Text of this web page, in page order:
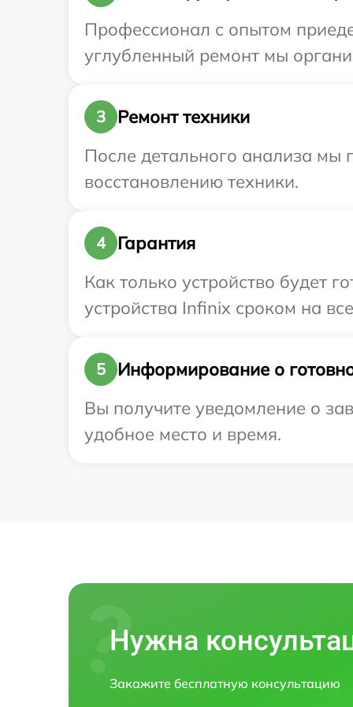
Профессионал с опытом
углубленный ремонт мы
3
Ремонт техники
После детального анализа мы
восстановлению техники.
4
Гарантия
Как только устройство будет
устройства Infinix сроком на
5
Информирование о
Вы получите уведомление о
удобное место и время.
Нужна
Закажите бесплатную консультацию